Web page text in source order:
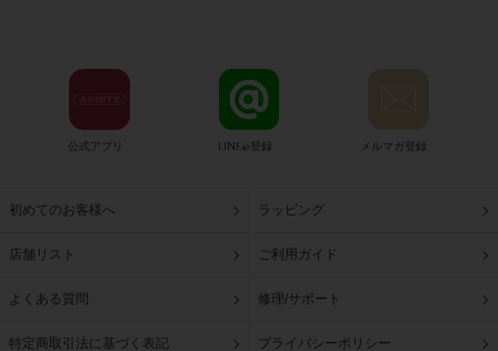
公式アプリ LINE@登録 メルマガ登録
初めてのお客様へ ラッピング
店舗リスト ご利用ガイド
よくある質問 修理/サポート
特定商取引法に基づく表記 プライバシーポリシー